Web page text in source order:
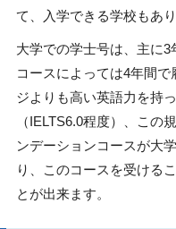
て、入学できる学校もあり
大学での学士号は、主に3
コースによっては4年間
ジよりも高い英語力を持
（IELTS6.0程度）、この
ンデーションコースが大
り、このコースを受ける
とが出来ます。